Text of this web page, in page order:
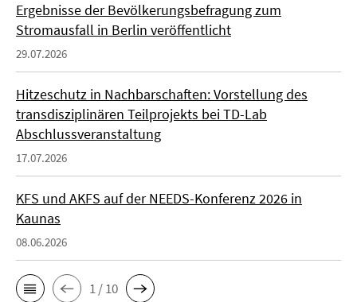
Ergebnisse der Bevölkerungsbefragung zum
Stromausfall in Berlin veröffentlicht
29.07.2026
Hitzeschutz in Nachbarschaften: Vorstellung des
transdisziplinären Teilprojekts bei TD-Lab
Abschlussveranstaltung
17.07.2026
KFS und AKFS auf der NEEDS-Konferenz 2026 in
Kaunas
08.06.2026
1 / 10